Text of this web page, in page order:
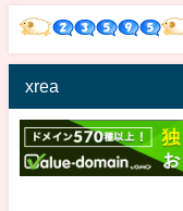
xrea